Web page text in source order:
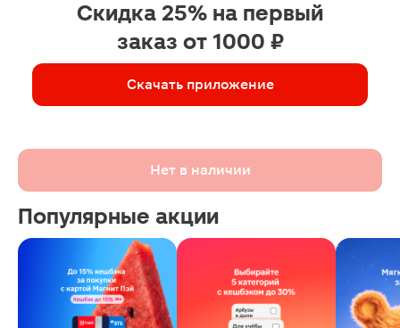
Скидка 25% на первый
заказ от 1000 ₽
Скачать приложение
Нет в наличии
Популярные акции